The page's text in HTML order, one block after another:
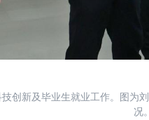
创新及毕业生就业工作。图
况